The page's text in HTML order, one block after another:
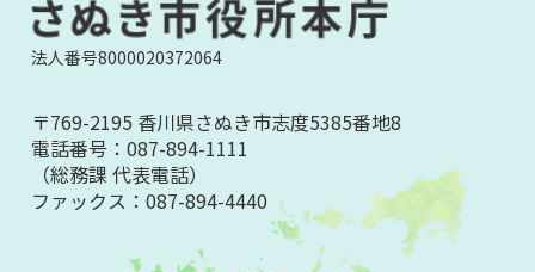
法人番号8000020372064
〒769-2195 香川県さぬき市志度5385番地8
電話番号：087-894-1111
（総務課 代表電話）
ファックス：087-894-4440